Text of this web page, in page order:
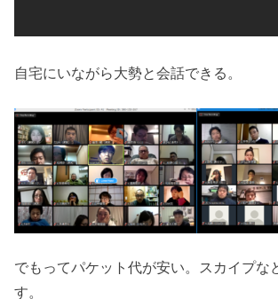
自宅にいながら大勢と会話できる。
でもってパケット代が安い。スカイプな
す。